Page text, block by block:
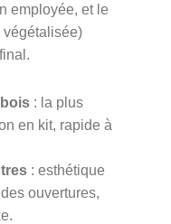
employée, et le
végétalisée)
: la plus
en kit, rapide à
: esthétique
ouvertures,